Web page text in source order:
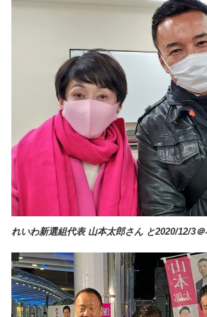
れいわ新選組代表 山本太郎さん と2020/12/3＠